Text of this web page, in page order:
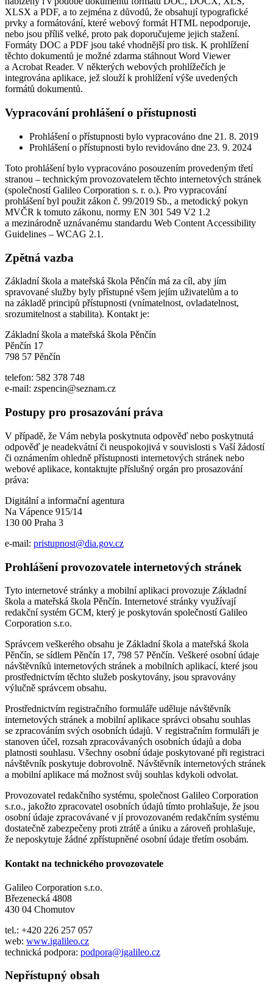
XLSX a PDF, a to zejména z důvodů, že obsahují typografické
prvky a formátování, které webový formát HTML nepodporuje,
nebo jsou příliš velké, proto pak doporučujeme jejich stažení.
Formáty DOC a PDF jsou také vhodnější pro tisk. K prohlížení
těchto dokumentů je možné zdarma stáhnout Word Viewer
a Acrobat Reader. V některých webových prohlížečích je
integrována aplikace, jež slouží k prohlížení výše uvedených
formátů dokumentů.
Vypracování prohlášení o přístupnosti
Prohlášení o přístupnosti bylo vypracováno dne 21. 8. 2019
Prohlášení o přístupnosti bylo revidováno dne 23. 9. 2024
Toto prohlášení bylo vypracováno posouzením provedeným třetí
stranou – technickým provozovatelem těchto internetových stránek
(společností Galileo Corporation s. r. o.). Pro vypracování
prohlášení byl použit zákon č. 99/2019 Sb., a metodický pokyn
MVČR k tomuto zákonu, normy EN 301 549 V2 1.2
a mezinárodně uznávanému standardu Web Content Accessibility
Guidelines – WCAG 2.1.
Zpětná vazba
Základní škola a mateřská škola Pěnčín má za cíl, aby jím
spravované služby byly přístupné všem jejím uživatelům a to
na základě principů přístupnosti (vnímatelnost, ovladatelnost,
srozumitelnost a stabilita). Kontakt je:
Základní škola a mateřská škola Pěnčín
Pěnčín 17
798 57 Pěnčín
telefon: 582 378 748
e-mail: zspencin@seznam.cz
Postupy pro prosazování práva
V případě, že Vám nebyla poskytnuta odpověď nebo poskytnutá
odpověď je neadekvátní či neuspokojivá v souvislosti s Vaší žádostí
či oznámením ohledně přístupnosti internetových stránek nebo
webové aplikace, kontaktujte příslušný orgán pro prosazování
práva:
Digitální a informační agentura
Na Vápence 915/14
130 00 Praha 3
e-mail: pristupnost@dia.gov.cz
Prohlášení provozovatele internetových stránek
Tyto internetové stránky a mobilní aplikaci provozuje Základní
škola a mateřská škola Pěnčín. Internetové stránky využívají
redakční systém GCM, který je poskytován společností Galileo
Corporation s.r.o.
Správcem veškerého obsahu je Základní škola a mateřská škola
Pěnčín, se sídlem Pěnčín 17, 798 57 Pěnčín. Veškeré osobní údaje
návštěvníků internetových stránek a mobilních aplikací, které jsou
prostřednictvím těchto služeb poskytovány, jsou spravovány
výlučně správcem obsahu.
Prostřednictvím registračního formuláře uděluje návštěvník
internetových stránek a mobilní aplikace správci obsahu souhlas
se zpracováním svých osobních údajů. V registračním formuláři je
stanoven účel, rozsah zpracovávaných osobních údajů a doba
platnosti souhlasu. Všechny osobní údaje poskytované při registraci
návštěvník poskytuje dobrovolně. Návštěvník internetových stránek
a mobilní aplikace má možnost svůj souhlas kdykoli odvolat.
Provozovatel redakčního systému, společnost Galileo Corporation
s.r.o., jakožto zpracovatel osobních údajů tímto prohlašuje, že jsou
osobní údaje zpracovávané v jí provozovaném redakčním systému
dostatečně zabezpečeny proti ztrátě a úniku a zároveň prohlašuje,
že neposkytuje žádné zpřístupněné osobní údaje třetím osobám.
Kontakt na technického provozovatele
Galileo Corporation s.r.o.
Březenecká 4808
430 04 Chomutov
tel.: +420 226 257 057
web: www.igalileo.cz
technická podpora: podpora@igalileo.cz
Nepřístupný obsah